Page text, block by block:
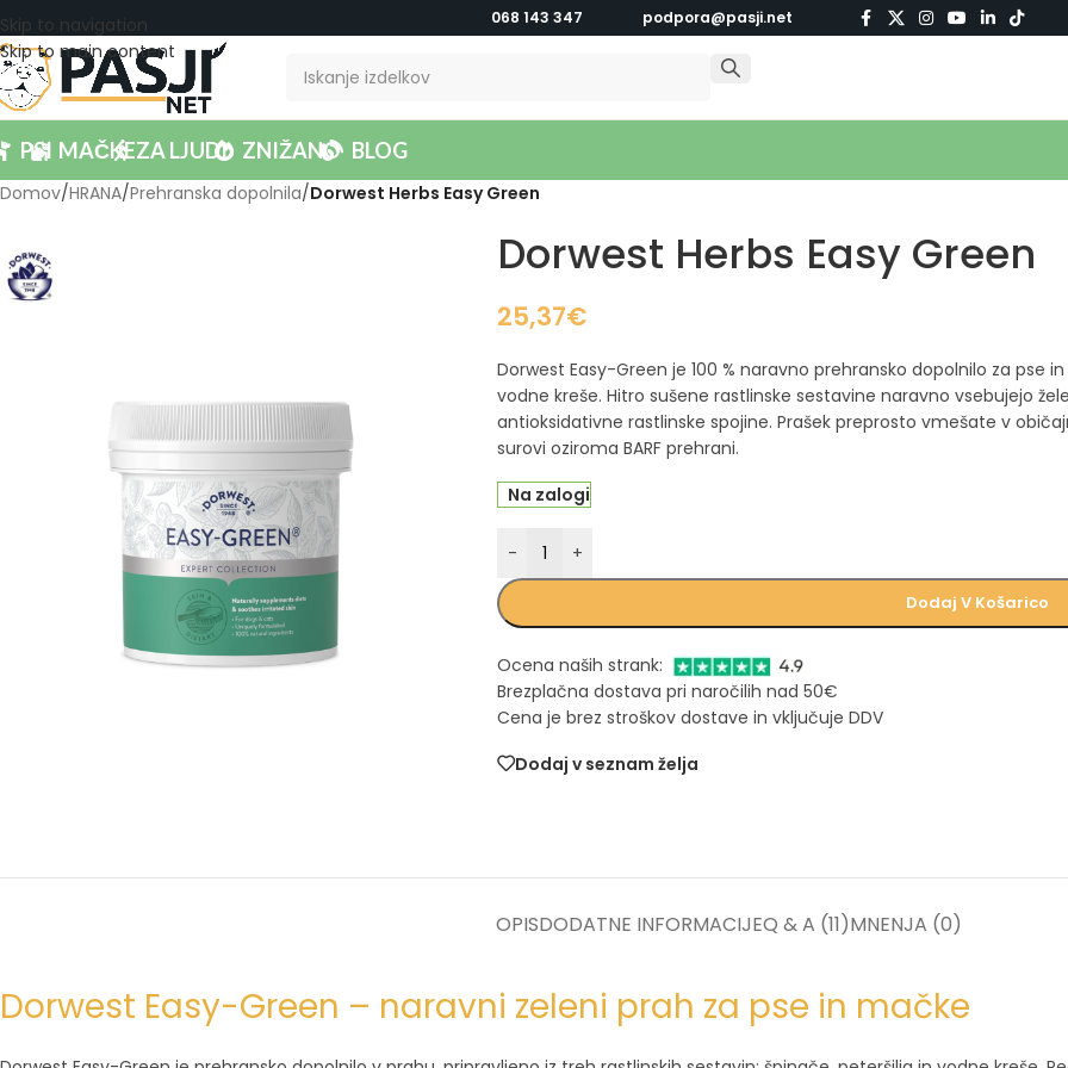
Skip to navigation
Skip to main content
068 143 347 podpora@pasji.net
PSI MAČKEZA LJUDI ZNIŽANO BLOG
Domov/HRANA/Prehranska dopolnila/Dorwest Herbs Easy Green
Dorwest Herbs Easy Green
25,37€
Dorwest Easy-Green je 100 % naravno prehransko dopolnilo za pse
vodne kreše. Hitro sušene rastlinske sestavine naravno vsebujejo
antioksidativne rastlinske spojine. Prašek preprosto vmešate v
surovi oziroma BARF prehrani.
Na zalogi
- +
Dodaj V Košarico
Ocena naših strank:
Brezplačna dostava pri naročilih nad 50€
Cena je brez stroškov dostave in vključuje DDV
Dodaj v seznam želja
OPISDODATNE INFORMACIJEQ & A (11)MNENJA (0)
Dorwest Easy-Green – naravni zeleni prah za pse in mačke